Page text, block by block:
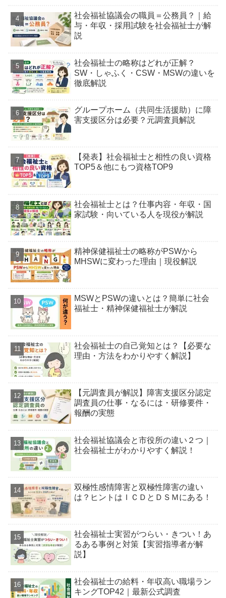
社会福祉協議会の職員＝公務員？｜給
与・年収・採用試験を社会福祉士が解
説
社会福祉士の略称はどれが正解？
SW・しゃふく・CSW・MSWの違いを
徹底解説
グループホーム（共同生活援助）に障
害支援区分は必要？元調査員解説
【発表】社会福祉士と相性の良い資格
TOP5＆他にもつ資格TOP9
社会福祉士とは？仕事内容・年収・国
家試験・向いている人を現役が解説
精神保健福祉士の略称がPSWから
MHSWに変わった理由｜現役解説
MSWとPSWの違いとは？簡単に社会
福祉士・精神保健福祉士が解説
社会福祉士の自己覚知とは？【必要な
理由・方法をわかりやすく解説】
【元調査員が解説】障害支援区分認定
調査員の仕事・なるには・研修要件・
報酬の実態
社会福祉協議会と市役所の違い２つ｜
社会福祉士がわかりやすく解説！
双極性感情障害と双極性障害の違い
は？ヒントはＩＣＤとＤＳＭにある！
社会福祉士実習がつらい・きつい！あ
るある事例と対策【実習指導者が解
説】
社会福祉士の給料・年収高い職場ラン
キングTOP42｜最新公式調査